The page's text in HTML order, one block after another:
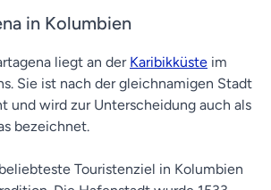
in Kolumbien
liegt an der Karibikküste im
Sie ist nach der gleichnamigen Stadt
und wird zur Unterscheidung auch als
bezeichnet.
Touristenziel in Kolumbien